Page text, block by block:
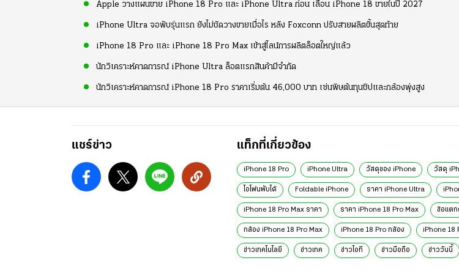
Apple วางแผนขาย iPhone 18 Pro และ iPhone Ultra ก่อน เลื่อน iPhone 18 ขายในปี 2027
iPhone Ultra จอพับรุ่นแรก ยังไม่ชัดวางขายเมื่อไร หลัง Foxconn ปรับสายผลิตขั้นสุดท้าย
iPhone 18 Pro และ iPhone 18 Pro Max เข้าสู่ไลน์การผลิตล็อตใหญ่แล้ว
นักวิเคราะห์คาดการณ์ iPhone Ultra ล็อตแรกสินค้ามีจำกัด
นักวิเคราะห์คาดการณ์ iPhone 18 Pro ราคาเริ่มต้น 46,000 บาท เซ่นพิษต้นทุนชิปและกล้องพุ่งสูง
แชร์ข่าว แท็กที่เกี่ยวข้อง
iPhone 18 Pro iPhone Ultra วัสดุของ iPhone วัสดุ
ไอโฟนพับได้ Foldable iPhone ราคา iPhone Ultra
iPhone 18 Pro Max ราคา ราคา iPhone 18 Pro Max ข้อแตก
กล้อง iPhone 18 Pro Max iPhone 18 Pro กล้อง iPhone 18
ข่าวเทคโนโลยี ข่าวเทค ข่าวไอที ข่าวมือถือ ข่าววันนี้